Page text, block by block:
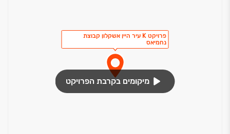
פרויקט K עיר היין אשקלון קבוצת
נחמיאס
מיקומים בקרבת הפרויקט